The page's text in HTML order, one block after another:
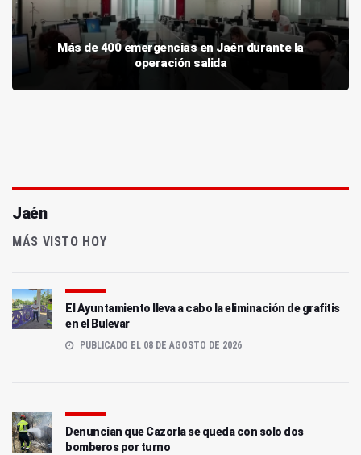
Más de 400 emergencias en Jaén durante la
operación salida
Jaén
MÁS VISTO HOY
El Ayuntamiento lleva a cabo la eliminación de grafitis
en el Bulevar
PUBLICADO EL 08 DE AGOSTO DE 2026
Denuncian que Cazorla se queda con solo dos
bomberos por turno